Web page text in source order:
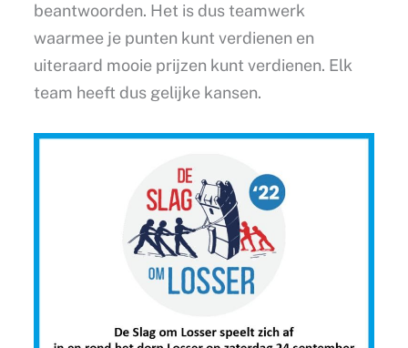
beantwoorden. Het is dus teamwerk
waarmee je punten kunt verdienen en
uiteraard mooie prijzen kunt verdienen. Elk
team heeft dus gelijke kansen.